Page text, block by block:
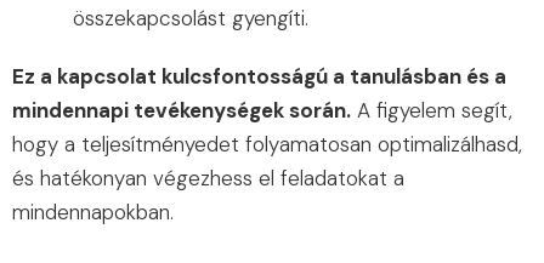
összekapcsolást gyengíti.
Ez a kapcsolat kulcsfontosságú a tanulásban és a
mindennapi tevékenységek során. A figyelem segít,
hogy a teljesítményedet folyamatosan optimalizálhasd,
és hatékonyan végezhess el feladatokat a
mindennapokban.